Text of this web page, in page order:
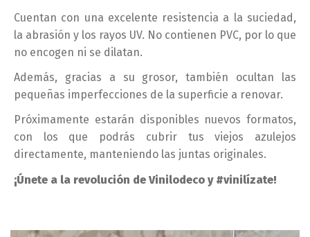
Cuentan con una excelente resistencia a la suciedad,
la abrasión y los rayos UV. No contienen PVC, por lo que
no encogen ni se dilatan.
Además, gracias a su grosor, también ocultan las
pequeñas imperfecciones de la superficie a renovar.
Próximamente estarán disponibles nuevos formatos,
con los que podrás cubrir tus viejos azulejos
directamente, manteniendo las juntas originales.
¡Únete a la revolución de Vinilodeco y #vinilízate!